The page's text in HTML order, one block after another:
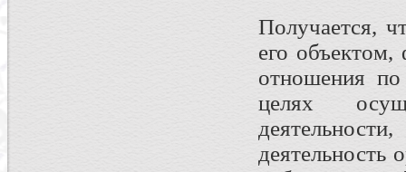
Получается,
его объектом,
отношения
целях
деятельность